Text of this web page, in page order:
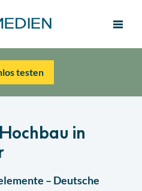
testen
in
– Deutsche